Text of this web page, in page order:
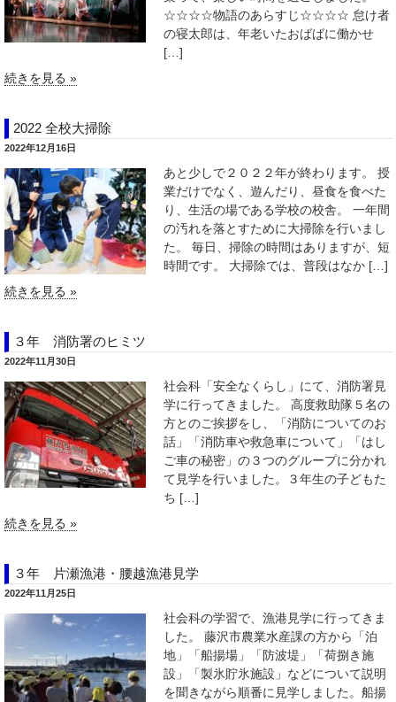
☆☆☆☆物語のあらすじ☆☆☆☆ 怠け者
の寝太郎は、年老いたおばばに働かせ
[…]
続きを見る »
2022 全校大掃除
2022年12月16日
あと少しで２０２２年が終わります。 授
業だけでなく、遊んだり、昼食を食べた
り、生活の場である学校の校舎。 一年間
の汚れを落とすために大掃除を行いまし
た。 毎日、掃除の時間はありますが、短
時間です。 大掃除では、普段はなか […]
続きを見る »
３年 消防署のヒミツ
2022年11月30日
社会科「安全なくらし」にて、消防署見
学に行ってきました。 高度救助隊５名の
方とのご挨拶をし、「消防についてのお
話」「消防車や救急車について」「はし
ご車の秘密」の３つのグループに分かれ
て見学を行いました。３年生の子どもた
ち […]
続きを見る »
３年 片瀬漁港・腰越漁港見学
2022年11月25日
社会科の学習で、漁港見学に行ってきま
した。 藤沢市農業水産課の方から「泊
地」「船揚場」「防波堤」「荷捌き施
設」「製氷貯氷施設」などについて説明
を聞きながら順番に見学しました。船揚